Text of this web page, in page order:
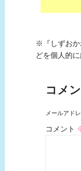
※『しずおか
どを個人的
コメ
メールアド
コメント